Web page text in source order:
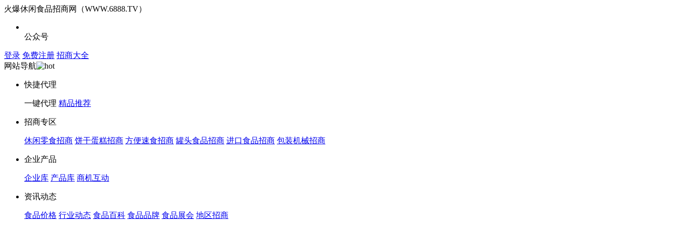
火爆休闲食品招商网（WWW.6888.TV）
公众号
登录 免费注册 招商大全
网站导航
快捷代理
一键代理 精品推荐
招商专区
休闲零食招商 饼干蛋糕招商 方便速食招商 罐头食品招商 进口食品招商 包装机械招商
企业产品
企业库 产品库 商机互动
资讯动态
食品价格 行业动态 食品百科 食品品牌 食品展会 地区招商